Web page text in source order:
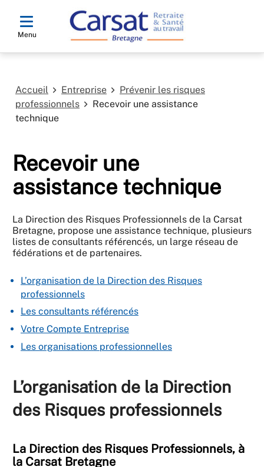
Menu
Accueil Entreprise
Prévenir les risques
professionnels
Recevoir une assistance
technique
Recevoir une
assistance technique
La Direction des Risques Professionnels de la Carsat
Bretagne, propose une assistance technique, plusieurs
listes de consultants référencés, un large réseau de
fédérations et de partenaires.
L’organisation de la Direction des Risques
professionnels
Les consultants référencés
Votre Compte Entreprise
Les organisations professionnelles
L’organisation de la Direction
des Risques professionnels
La Direction des Risques Professionnels, à
la Carsat Bretagne